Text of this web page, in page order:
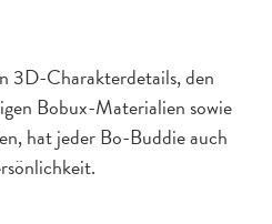
3D-Charakterdetails, den
Bobux-Materialien sowie
hat jeder Bo-Buddie auch